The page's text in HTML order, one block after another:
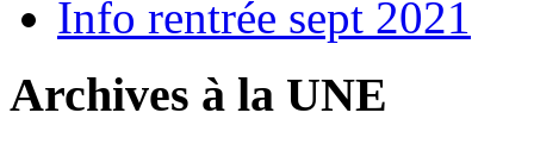
Info rentrée sept 2021
Archives à la UNE